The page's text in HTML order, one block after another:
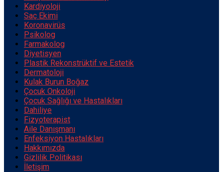
Kardiyoloji
Saç Ekimi
Koronavirüs
Psikolog
Farmakolog
Diyetisyen
Plastik Rekonstrüktif ve Estetik
Dermatoloji
Kulak Burun Boğaz
Çocuk Onkoloji
Çocuk Sağlığı ve Hastalıkları
Dahiliye
Fizyoterapist
Aile Danışmanı
Enfeksiyon Hastalıkları
Hakkımızda
Gizlilik Politikası
İletişim